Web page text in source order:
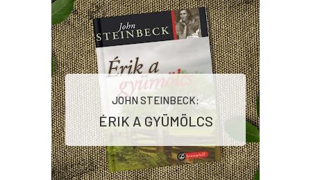
JOHN STEINBECK:
ÉRIK ​A GYÜMÖLCS